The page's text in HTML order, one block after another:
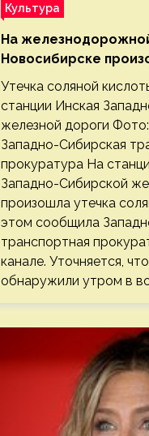
Культура
На
Новосибирске
соляной кислоты
Утечка соляной
станции Инская
железной дороги
Западно-Сибирская
прокуратура На
Западно-Сибирской
произошла утечка
этом сообщила
транспортная
канале. Уточняется,
обнаружили утром в